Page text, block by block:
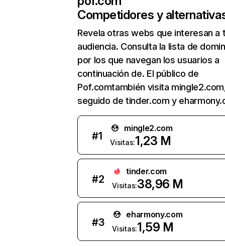
Competidores y
Revela otras webs que interesan a
audiencia. Consulta la lista de
por los que navegan los usuarios a
continuación de. El público de
Pof.comtambién visita
seguido de tinder.com y
#1
mingle2.com
Visitas:1,23 M
#2
tinder.com
Visitas:38,96 M
#3
eharmony.com
Visitas:1,59 M